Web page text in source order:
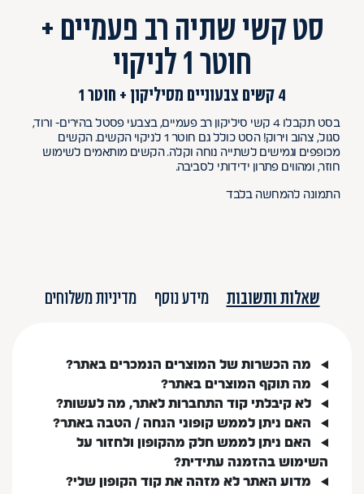
סט קשי שתיה רב פעמיים +
חוטר 1 לניקוי
4 קשים צבעוניים מסיליקון + חוטר 1
בסט תקבלו 4 קשי סיליקון רב פעמיים, בצבעי פסטל בהירים- ורוד,
סגול, צהוב וירוק! הסט כולל גם חוטר 1 לניקוי הקשים. הקשים
מכופפים וגמישים לשתייה נוחה וקלה. הקשים מותאמים לשימוש
חוזר, ומהווים פתרון ידידותי לסביבה.
התמונה להמחשה בלבד
שאלות ותשובות מידע נוסף מדיניות משלוחים
מה הכשרות של המוצרים הנמכרים באתר?
מה תוקף המוצרים באתר?
לא קיבלתי קוד התחברות לאתר, מה לעשות?
האם ניתן לממש קופוני הנחה / הטבה באתר?
האם ניתן לממש חלק מהקופון ולחזור על
השימוש בהזמנה עתידית?
מדוע האתר לא מזהה את קוד הקופון שלי?